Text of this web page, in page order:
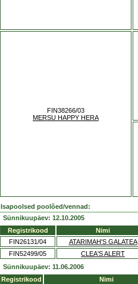
FIN38266/03
MERSU HAPPY HERA
Isapoolsed poolõed/vennad:
Sünnikuupäev: 12.10.2005
Registrikood
Nimi
FIN26131/04
ATARIMAH'S GALATEA
FIN52499/05
CLEA'S ALERT
Sünnikuupäev: 11.06.2006
Registrikood
Nimi